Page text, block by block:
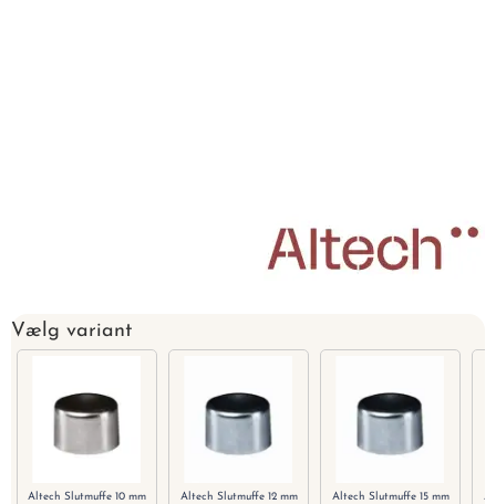
Vælg variant
Altech Slutmuffe 10 mm Altech Slutmuffe 12 mm Altech Slutmuffe 15 mm